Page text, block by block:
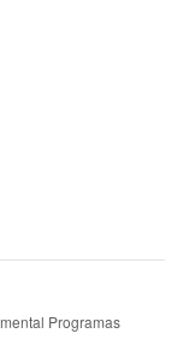
Programas